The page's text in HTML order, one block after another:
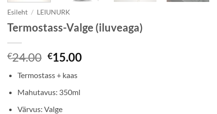
Esileht / LEIUNURK
Termostass-Valge (iluveaga)
€24.00 Algne
oli:
€24.00.
€15.00Current
Termostass + kaas
Mahutavus: 350ml
Värvus: Valge